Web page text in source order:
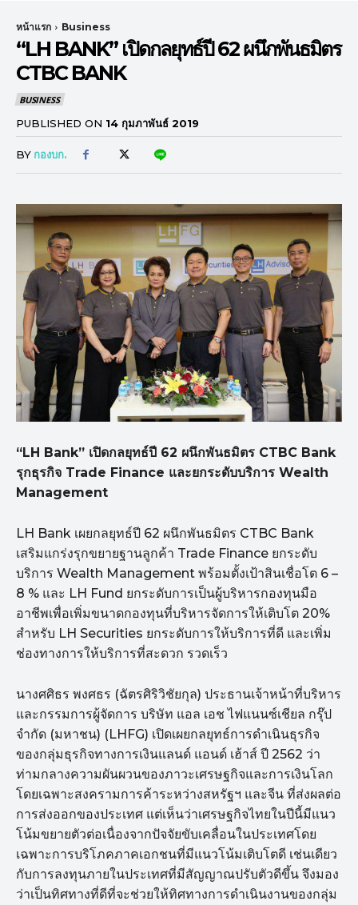
หน้าแรก Business
“LH BANK” เปิดกลยุทธ์ปี 62 ผนึกพันธมิตร
CTBC BANK
BUSINESS
PUBLISHED ON 14 กุมภาพันธ์ 2019
BY กองบก.
“LH Bank” เปิดกลยุทธ์ปี 62 ผนึกพันธมิตร CTBC Bank
รุกธุรกิจ Trade Finance และยกระดับบริการ Wealth
Management
LH Bank เผยกลยุทธ์ปี 62 ผนึกพันธมิตร CTBC Bank
เสริมแกร่งรุกขยายฐานลูกค้า Trade Finance ยกระดับ
บริการ Wealth Management พร้อมตั้งเป้าสินเชื่อโต 6 –
8 % และ LH Fund ยกระดับการเป็นผู้บริหารกองทุนมือ
อาชีพเพื่อเพิ่มขนาดกองทุนที่บริหารจัดการให้เติบโต 20%
สำหรับ LH Securities ยกระดับการให้บริการที่ดี และเพิ่ม
ช่องทางการให้บริการที่สะดวก รวดเร็ว
นางศศิธร พงศธร (ฉัตรศิริวิชัยกุล) ประธานเจ้าหน้าที่บริหาร
และกรรมการผู้จัดการ บริษัท แอล เอช ไฟแนนซ์เชียล กรุ๊ป
จำกัด (มหาชน) (LHFG) เปิดเผยกลยุทธ์การดำเนินธุรกิจ
ของกลุ่มธุรกิจทางการเงินแลนด์ แอนด์ เฮ้าส์ ปี 2562 ว่า
ท่ามกลางความผันผวนของภาวะเศรษฐกิจและการเงินโลก
โดยเฉพาะสงครามการค้าระหว่างสหรัฐฯ และจีน ที่ส่งผลต่อ
การส่งออกของประเทศ แต่เห็นว่าเศรษฐกิจไทยในปีนี้มีแนว
โน้มขยายตัวต่อเนื่องจากปัจจัยขับเคลื่อนในประเทศโดย
เฉพาะการบริโภคภาคเอกชนที่มีแนวโน้มเติบโตดี เช่นเดียว
กับการลงทุนภายในประเทศที่มีสัญญาณปรับตัวดีขึ้น จึงมอง
ว่าเป็นทิศทางที่ดีที่จะช่วยให้ทิศทางการดำเนินงานของกลุ่ม